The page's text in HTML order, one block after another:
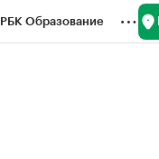
РБК Образование